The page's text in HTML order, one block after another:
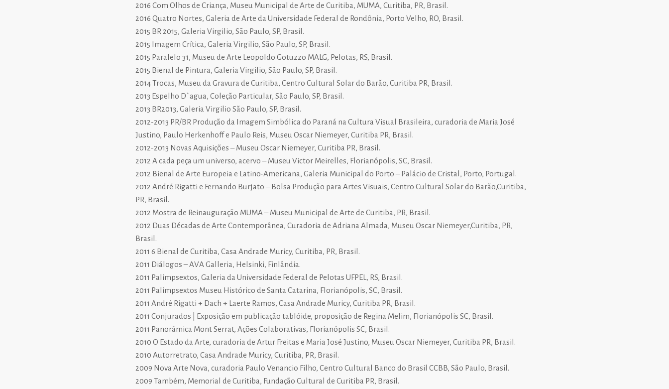
2016 Com Olhos de Criança, Museu Municipal de Arte de Curitiba, MUMA, Curitiba, PR, Brasil.
2016 Quatro Nortes, Galeria de Arte da Universidade Federal de Rondônia, Porto Velho, RO, Brasil.
2015 BR 2015, Galeria Virgilio, São Paulo, SP, Brasil.
2015 Imagem Crítica, Galeria Virgilio, São Paulo, SP, Brasil.
2015 Paralelo 31, Museu de Arte Leopoldo Gotuzzo MALG, Pelotas, RS, Brasil.
2015 Bienal de Pintura, Galeria Virgilio, São Paulo, SP, Brasil.
2014 Trocas, Museu da Gravura de Curitiba, Centro Cultural Solar do Barão, Curitiba PR, Brasil.
2013 Espelho D`agua, Coleção Particular, São Paulo, SP, Brasil.
2013 BR2013, Galeria Virgilio São Paulo, SP, Brasil.
2012-2013 PR/BR Produção da Imagem Simbólica do Paraná na Cultura Visual Brasileira, curadoria de Maria José
Justino, Paulo Herkenhoff e Paulo Reis, Museu Oscar Niemeyer, Curitiba PR, Brasil.
2012-2013 Novas Aquisições – Museu Oscar Niemeyer, Curitiba PR, Brasil.
2012 A cada peça um universo, acervo – Museu Victor Meirelles, Florianópolis, SC, Brasil.
2012 Bienal de Arte Europeia e Latino-Americana, Galeria Municipal do Porto – Palácio de Cristal, Porto, Portugal.
2012 André Rigatti e Fernando Burjato – Bolsa Produção para Artes Visuais, Centro Cultural Solar do Barão,Curitiba,
PR, Brasil.
2012 Mostra de Reinauguração MUMA – Museu Municipal de Arte de Curitiba, PR, Brasil.
2012 Duas Décadas de Arte Contemporânea, Curadoria de Adriana Almada, Museu Oscar Niemeyer,Curitiba, PR,
Brasil.
2011 6 Bienal de Curitiba, Casa Andrade Muricy, Curitiba, PR, Brasil.
2011 Diálogos – AVA Galleria, Helsinki, Finlândia.
2011 Palimpsextos, Galeria da Universidade Federal de Pelotas UFPEL, RS, Brasil.
2011 Palimpsextos Museu Histórico de Santa Catarina, Florianópolis, SC, Brasil.
2011 André Rigatti + Dach + Laerte Ramos, Casa Andrade Muricy, Curitiba PR, Brasil.
2011 Conjurados | Exposição em publicação tablóide, proposição de Regina Melim, Florianópolis SC, Brasil.
2011 Panorâmica Mont Serrat, Ações Colaborativas, Florianópolis SC, Brasil.
2010 O Estado da Arte, curadoria de Artur Freitas e Maria José Justino, Museu Oscar Niemeyer, Curitiba PR, Brasil.
2010 Autorretrato, Casa Andrade Muricy, Curitiba, PR, Brasil.
2009 Nova Arte Nova, curadoria Paulo Venancio Filho, Centro Cultural Banco do Brasil CCBB, São Paulo, Brasil.
2009 Também, Memorial de Curitiba, Fundação Cultural de Curitiba PR, Brasil.